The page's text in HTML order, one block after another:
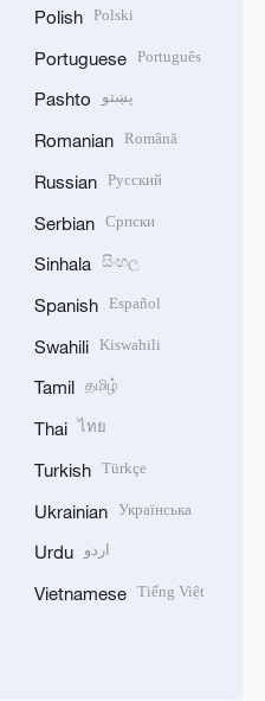
Polish Polski
Portuguese Português
Pashto پښتو
Romanian Română
Russian Русский
Serbian Српски
Sinhala සිංහල
Spanish Español
Swahili Kiswahili
Tamil தமிழ்
Thai ไทย
Turkish Türkçe
Ukrainian Українська
Urdu اردو
Vietnamese Tiếng Việt